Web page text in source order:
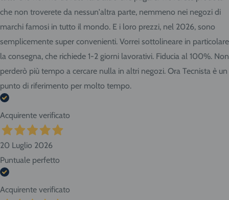
che non troverete da nessun'altra parte, nemmeno nei negozi di
marchi famosi in tutto il mondo. E i loro prezzi, nel 2026, sono
semplicemente super convenienti. Vorrei sottolineare in particolare
la consegna, che richiede 1-2 giorni lavorativi. Fiducia al 100%. Non
perderò più tempo a cercare nulla in altri negozi. Ora Tecnista è un
punto di riferimento per molto tempo.
Acquirente verificato
20 Luglio 2026
Puntuale perfetto
Acquirente verificato